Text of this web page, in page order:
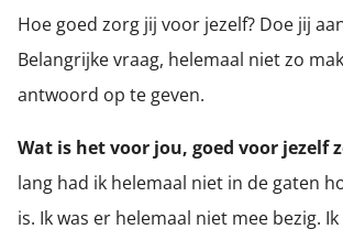
Hoe goed zorg jij voor jezelf? Doe jij
Belangrijke vraag, helemaal niet zo
antwoord op te geven.
Wat is het voor jou, goed voor jezelf
lang had ik helemaal niet in de gaten
is. Ik was er helemaal niet mee bezig.
kan de
niet
om